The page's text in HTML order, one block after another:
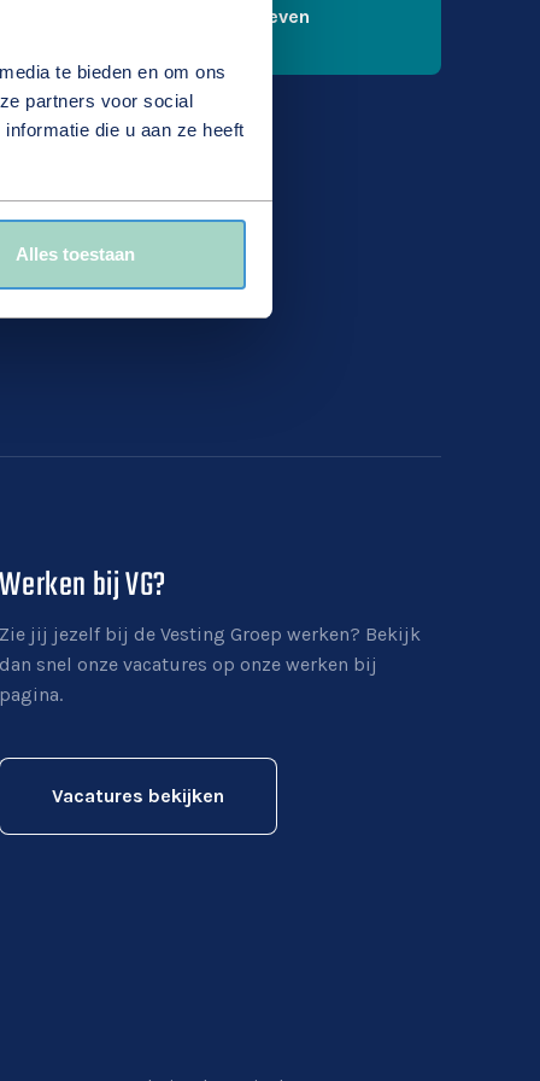
te bieden en om ons
partners voor social
die u aan ze heeft
Alles toestaan
Gedreven
Werken bij VG?
Zie jij jezelf bij de Vesting Groep werken? Bekijk
dan snel onze vacatures op onze werken bij
pagina.
Vacatures bekijken